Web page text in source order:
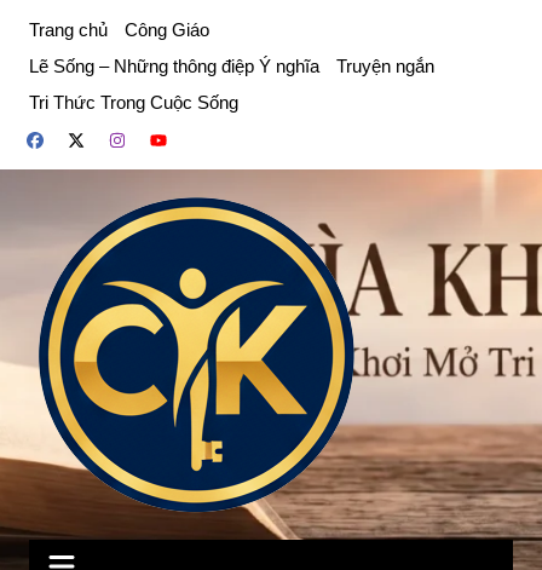
phần
dung
Trang chủ
Công Giáo
Lẽ Sống – Những thông điệp Ý nghĩa
Truyện ngắn
Tri Thức Trong Cuộc Sống